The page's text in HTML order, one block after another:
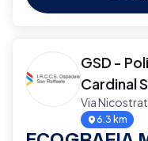
GSD -
Cardinal
Via
6.3 km